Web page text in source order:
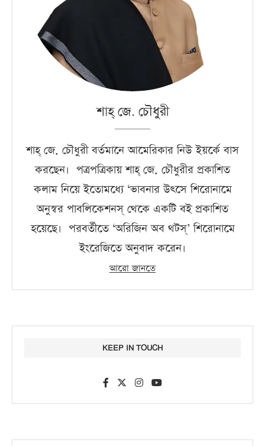
শাহ্‌ জে. চৌধুরী
শাহ্‌ জে. চৌধুরী বর্তমানে আমেরিকার নিউ ইয়র্কে বাস
করছেন। পত্রপত্রিকায় শাহ্‌ জে. চৌধুরীর প্রকাশিত
কলাম নিয়ে ইতোমধ্যে ‘ভাবনার উৎসে শিরোনামে
অনুস্বর পাবলিকেশনস্‌ থেকে একটি বই প্রকাশিত
হয়েছে। পরবর্তীতে ‘অরিজিন অব থটস্‌’ শিরোনামে
ইংরেজিতে অনুবাদ করেন।
আরো জানতে
KEEP IN TOUCH